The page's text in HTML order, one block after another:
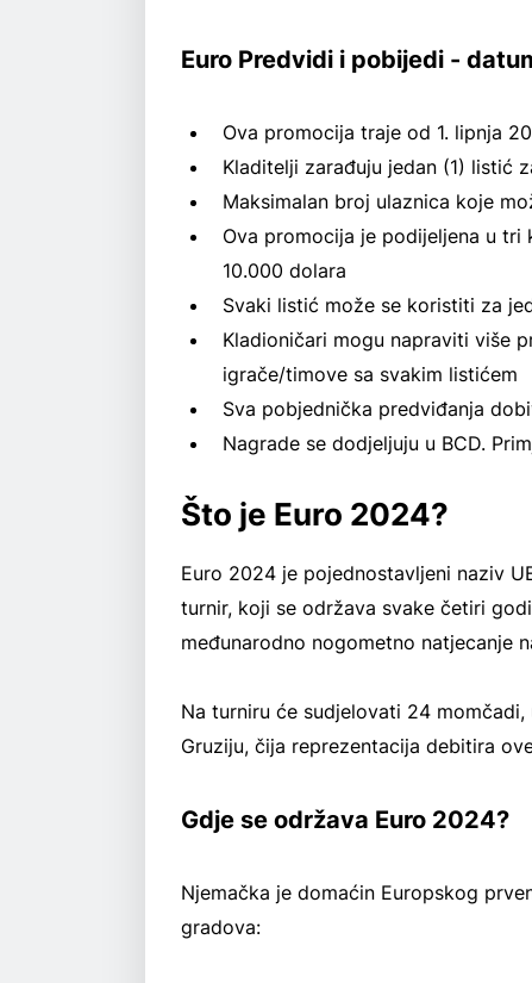
Euro Predvidi i pobijedi -
Ova promocija traje od 1. lipnja
Kladitelji zarađuju jedan (1) listić
Maksimalan broj ulaznica koje
Ova promocija je podijeljena u
10.000 dolara
Svaki listić može se koristiti za
Kladioničari mogu napraviti više
igrače/timove sa svakim listićem
Sva pobjednička predviđanja
Nagrade se dodjeljuju u BCD.
Što je Euro 2024?
Euro 2024 je pojednostavljeni naziv
turnir, koji se održava svake četiri
međunarodno nogometno natjecanje
Na turniru će sudjelovati 24 momčadi,
Gruziju, čija reprezentacija debitira
Gdje se održava Euro 2024?
Njemačka je domaćin Europskog
gradova: